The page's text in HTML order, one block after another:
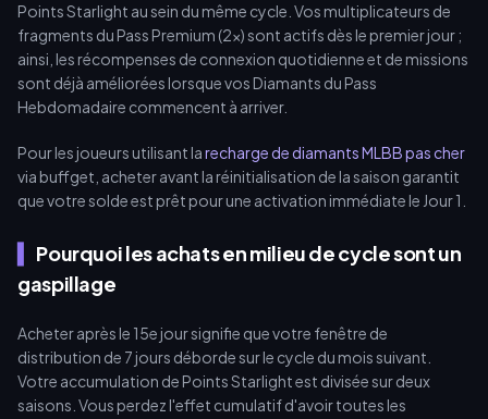
Points Starlight au sein du même cycle. Vos multiplicateurs de
fragments du Pass Premium (2x) sont actifs dès le premier jour ;
ainsi, les récompenses de connexion quotidienne et de missions
sont déjà améliorées lorsque vos Diamants du Pass
Hebdomadaire commencent à arriver.
Pour les joueurs utilisant larecharge de diamants MLBB pas cher
via buffget, acheter avant la réinitialisation de la saison garantit
que votre solde est prêt pour une activation immédiate le Jour 1.
Pourquoi les achats en milieu de cycle sont un
gaspillage
Acheter après le 15e jour signifie que votre fenêtre de
distribution de 7 jours déborde sur le cycle du mois suivant.
Votre accumulation de Points Starlight est divisée sur deux
saisons. Vous perdez l'effet cumulatif d'avoir toutes les